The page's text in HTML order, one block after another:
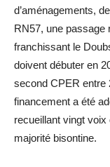
d’aménagements,
RN57, une passage
franchissant le
doivent débuter en
second CPER entre
financement a été
recueillant vingt
majorité bisontine.